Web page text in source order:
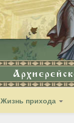
Жизнь прихода